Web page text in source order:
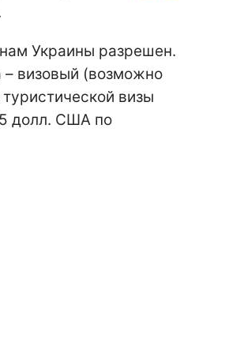
Украины разрешен.
визовый (возможно
визы
долл. США по